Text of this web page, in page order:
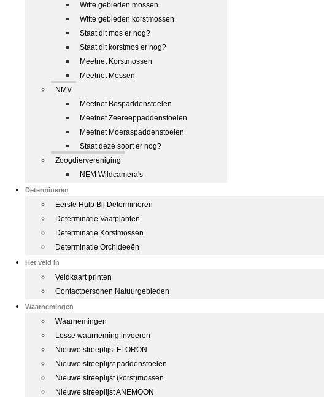
Witte gebieden mossen
Witte gebieden korstmossen
Staat dit mos er nog?
Staat dit korstmos er nog?
Meetnet Korstmossen
Meetnet Mossen
NMV
Meetnet Bospaddenstoelen
Meetnet Zeereeppaddenstoelen
Meetnet Moeraspaddenstoelen
Staat deze soort er nog?
Zoogdiervereniging
NEM Wildcamera's
Determineren
Eerste Hulp Bij Determineren
Determinatie Vaatplanten
Determinatie Korstmossen
Determinatie Orchideeën
Het veld in
Veldkaart printen
Contactpersonen Natuurgebieden
Waarnemingen
Waarnemingen
Losse waarneming invoeren
Nieuwe streeplijst FLORON
Nieuwe streeplijst paddenstoelen
Nieuwe streeplijst (korst)mossen
Nieuwe streeplijst ANEMOON